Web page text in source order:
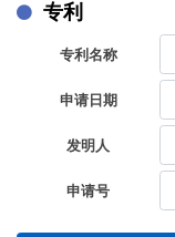
专利
专利名称
申请日期
发明人
申请号